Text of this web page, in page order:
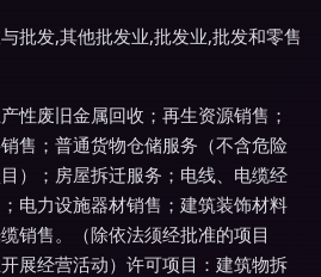
批发,其他批发业,批发业,批发和零售
性废旧金属回收；再生资源销售；
售；普通货物仓储服务（不含危险
）；房屋拆迁服务；电线、电缆经
电力设施器材销售；建筑装饰材料
销售。（除依法须经批准的项目
展经营活动）许可项目：建筑物拆